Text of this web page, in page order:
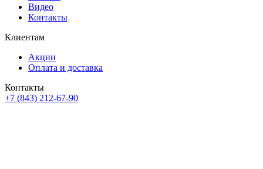
Видео
Контакты
Клиентам
Акции
Оплата и доставка
Контакты
+7 (843) 212-67-90